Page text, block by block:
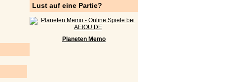
Lust auf eine Partie?
Planeten Memo